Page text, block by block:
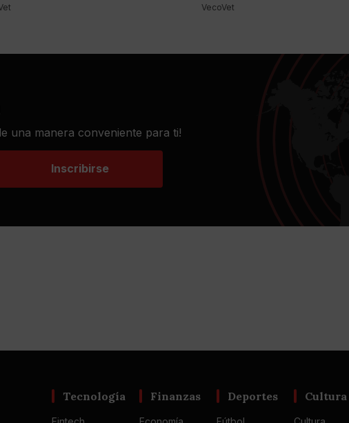
VecoVet
una manera conveniente para ti!
Inscribirse
Tecnología Finanzas Deportes Cultura